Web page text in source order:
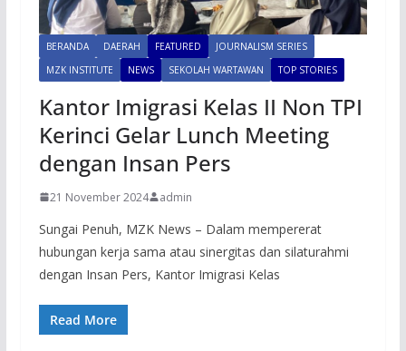
BERANDA DAERAH FEATURED
JOURNALISM SERIES
MZK INSTITUTE
NEWS SEKOLAH WARTAWAN TOP STORIES
Kantor Imigrasi Kelas II Non TPI
Kerinci Gelar Lunch Meeting
dengan Insan Pers
21 November 2024 admin
Sungai Penuh, MZK News – Dalam mempererat
hubungan kerja sama atau sinergitas dan silaturahmi
dengan Insan Pers, Kantor Imigrasi Kelas
Read More